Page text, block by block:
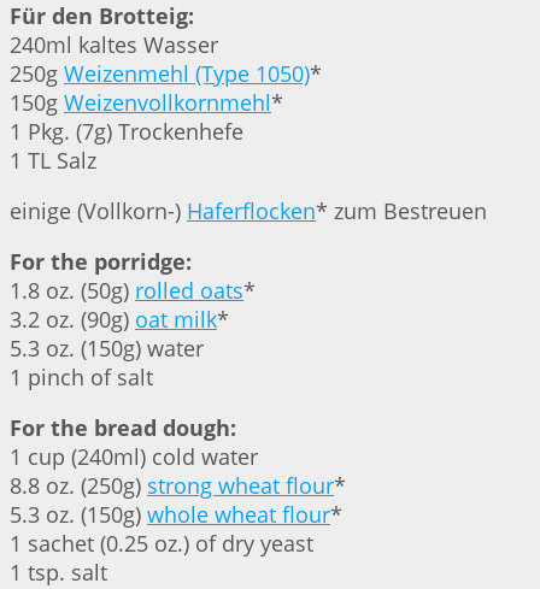
Für den Brotteig:
240ml kaltes Wasser
250g Weizenmehl (Type 1050)*
150g Weizenvollkornmehl*
1 Pkg. (7g) Trockenhefe
1 TL Salz
einige (Vollkorn-) Haferflocken* zum Bestreuen
For the porridge:
1.8 oz. (50g) rolled oats*
3.2 oz. (90g) oat milk*
5.3 oz. (150g) water
1 pinch of salt
For the bread dough:
1 cup (240ml) cold water
8.8 oz. (250g) strong wheat flour*
5.3 oz. (150g) whole wheat flour*
1 sachet (0.25 oz.) of dry yeast
1 tsp. salt